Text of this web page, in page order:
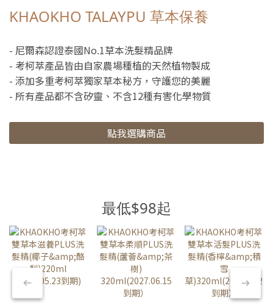
KHAOKHO TALAYPU 草本保養
- 尼爾森認證泰國No.1草本洗髮精品牌
- 考柯萃產品皆由自家農場種植的天然植物製成
- 添加多重考柯萃獨家草本秘方，守護您的美麗
- 所有產品都不含矽靈、不含12種有害化學物質
點我選購商品
最低$98起